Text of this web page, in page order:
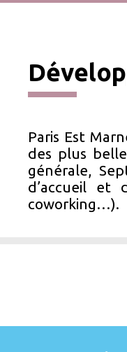
Paris Est
des plus
générale,
d’accueil et
coworking…).